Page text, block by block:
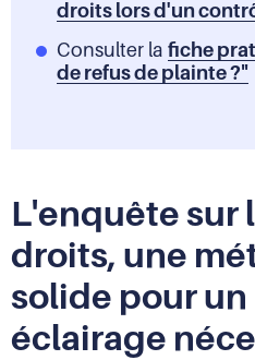
droits lors d'un
Consulter la fiche
de refus de plainte ?"
L'enquête sur
droits, une
solide pour un
éclairage